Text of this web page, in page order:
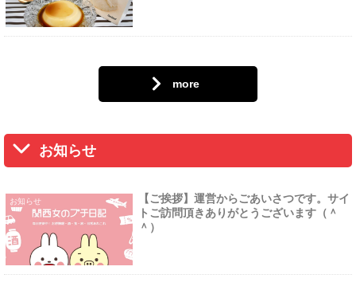
more
お知らせ
お知らせ
【ご挨拶】運営からごあいさつです。サイ
トご訪問頂きありがとうございます（＾
＾）